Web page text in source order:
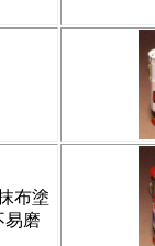
布塗
易磨